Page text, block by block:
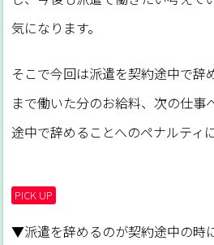
気になります。
そこで今回は派遣を契約途中で辞
まで働いた分のお給料、次の仕事
途中で辞めることへのペナルティ
PICK UP
▼派遣を辞めるのが契約途中の時